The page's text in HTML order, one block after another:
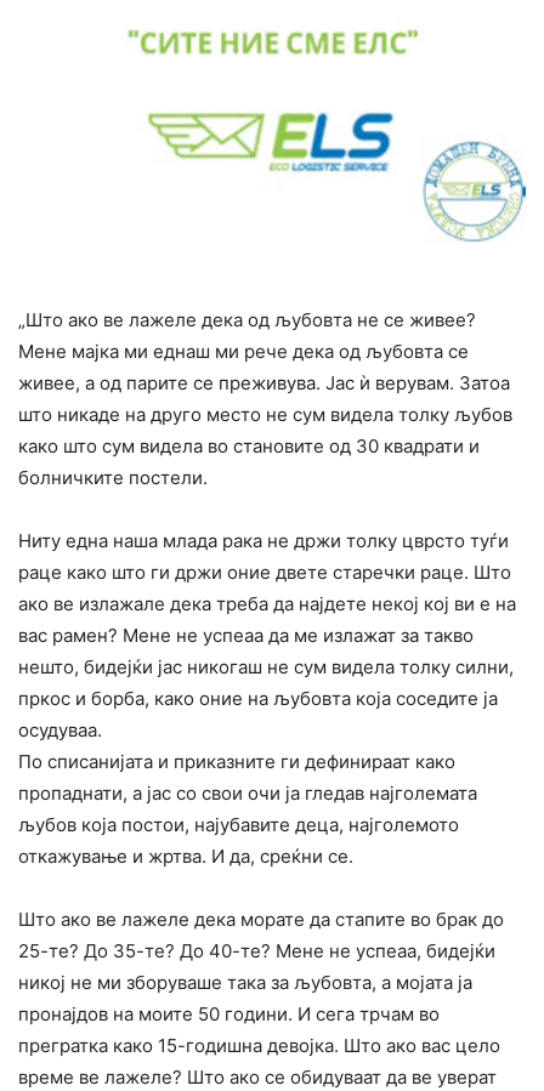
„Што ако ве лажеле дека од љубовта не се живее?
Мене мајка ми еднаш ми рече дека од љубовта се
живее, а од парите се преживува. Јас ѝ верувам. Затоа
што никаде на друго место не сум видела толку љубов
како што сум видела во становите од 30 квадрати и
болничките постели.
Ниту една наша млада рака не држи толку цврсто туѓи
раце како што ги држи оние двете старечки раце. Што
ако ве излажале дека треба да најдете некој кој ви е на
вас рамен? Мене не успеаа да ме излажат за такво
нешто, бидејќи јас никогаш не сум видела толку силни,
пркос и борба, како оние на љубовта која соседите ја
осудуваа.
По списанијата и приказните ги дефинираат како
пропаднати, а јас со свои очи ја гледав најголемата
љубов која постои, најубавите деца, најголемото
откажување и жртва. И да, среќни се.
Што ако ве лажеле дека морате да стапите во брак до
25-те? До 35-те? До 40-те? Мене не успеаа, бидејќи
никој не ми зборуваше така за љубовта, а мојата ја
пронајдов на моите 50 години. И сега трчам во
прегратка како 15-годишна девојка. Што ако вас цело
време ве лажеле? Што ако се обидуваат да ве уверат